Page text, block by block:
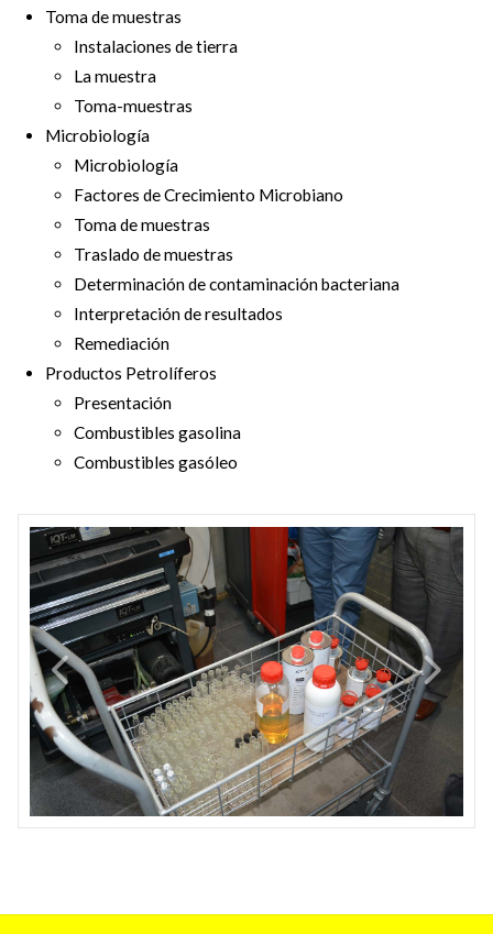
Toma de muestras
Instalaciones de tierra
La muestra
Toma-muestras
Microbiología
Microbiología
Factores de Crecimiento Microbiano
Toma de muestras
Traslado de muestras
Determinación de contaminación bacteriana
Interpretación de resultados
Remediación
Productos Petrolíferos
Presentación
Combustibles gasolina
Combustibles gasóleo